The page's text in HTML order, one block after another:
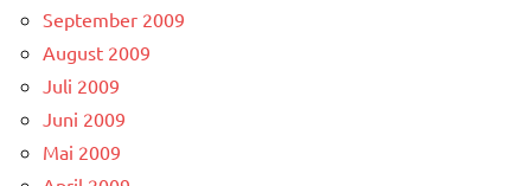
September 2009
August 2009
Juli 2009
Juni 2009
Mai 2009